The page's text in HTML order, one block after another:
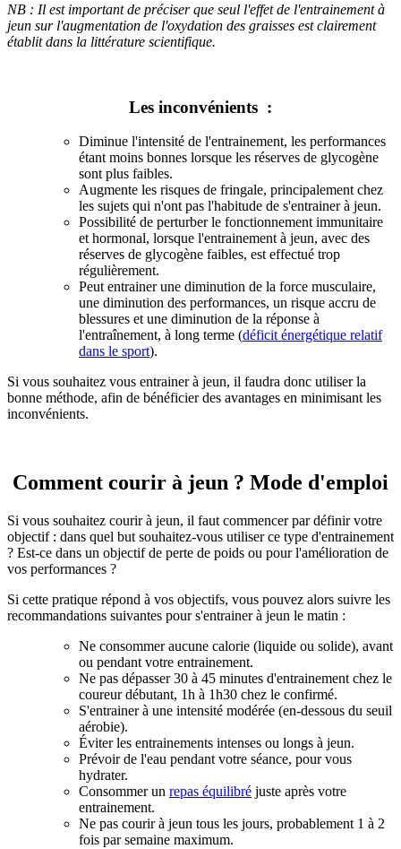
NB : Il est important de préciser que seul l'effet de l'entrainement à
jeun sur l'augmentation de l'oxydation des graisses est clairement
établit dans la littérature scientifique.
Les inconvénients :
Diminue l'intensité de l'entrainement, les performances
étant moins bonnes lorsque les réserves de glycogène
sont plus faibles.
Augmente les risques de fringale, principalement chez
les sujets qui n'ont pas l'habitude de s'entrainer à jeun.
Possibilité de perturber le fonctionnement immunitaire
et hormonal, lorsque l'entrainement à jeun, avec des
réserves de glycogène faibles, est effectué trop
régulièrement.
Peut entrainer une diminution de la force musculaire,
une diminution des performances, un risque accru de
blessures et une diminution de la réponse à
l'entraînement, à long terme (déficit énergétique relatif
dans le sport).
Si vous souhaitez vous entrainer à jeun, il faudra donc utiliser la
bonne méthode, afin de bénéficier des avantages en minimisant les
inconvénients.
Comment courir à jeun ? Mode d'emploi
Si vous souhaitez courir à jeun, il faut commencer par définir votre
objectif : dans quel but souhaitez-vous utiliser ce type d'entrainement
? Est-ce dans un objectif de perte de poids ou pour l'amélioration de
vos performances ?
Si cette pratique répond à vos objectifs, vous pouvez alors suivre les
recommandations suivantes pour s'entrainer à jeun le matin :
Ne consommer aucune calorie (liquide ou solide), avant
ou pendant votre entrainement.
Ne pas dépasser 30 à 45 minutes d'entrainement chez le
coureur débutant, 1h à 1h30 chez le confirmé.
S'entrainer à une intensité modérée (en-dessous du seuil
aérobie).
Éviter les entrainements intenses ou longs à jeun.
Prévoir de l'eau pendant votre séance, pour vous
hydrater.
Consommer un repas équilibré juste après votre
entrainement.
Ne pas courir à jeun tous les jours, probablement 1 à 2
fois par semaine maximum.